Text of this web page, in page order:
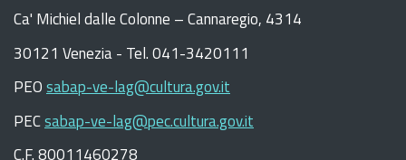
Ca' Michiel dalle Colonne – Cannaregio, 4314
30121 Venezia - Tel. 041-3420111
PEOsabap-ve-lag@cultura.gov.it
PECsabap-ve-lag@pec.cultura.gov.it
C.F. 80011460278